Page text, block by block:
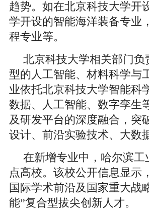
趋势。如在北京科技大学开
学开设的智能海洋装备专业
程专业等。
北京科技大学相关部门
型的人工智能、材料科学与
业依托北京科技大学智能科
数据、人工智能、数字孪生
及研发平台的深度融合，突
设计、前沿实验技术、大数
在新增专业中，哈尔滨
点高校。该校公开信息显示
国际学术前沿及国家重大战
能”复合型拔尖创新人才。